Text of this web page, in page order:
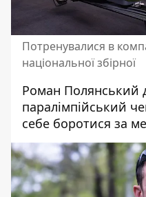
Потренувалися в
національної збірної
Роман Полянський
паралімпійський
себе боротися за